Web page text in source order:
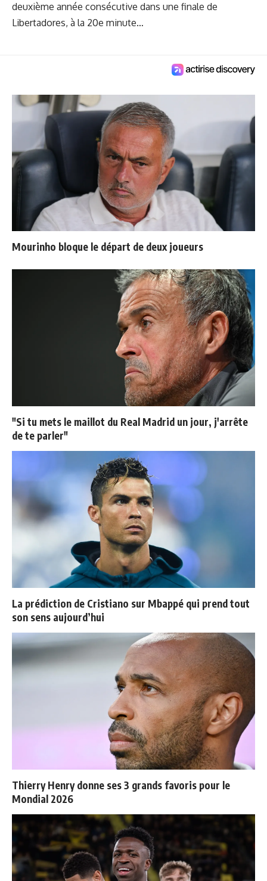
deuxième année consécutive dans une finale de
Libertadores, à la 20e minute…
Mourinho bloque le départ de deux joueurs
"Si tu mets le maillot du Real Madrid un jour, j'arrête
de te parler"
La prédiction de Cristiano sur Mbappé qui prend tout
son sens aujourd’hui
Thierry Henry donne ses 3 grands favoris pour le
Mondial 2026